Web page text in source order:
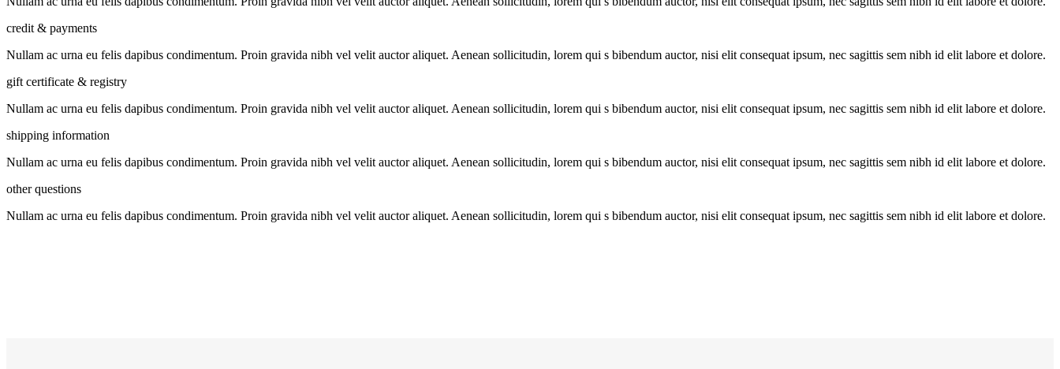
credit & payments
Nullam ac urna eu felis dapibus condimentum. Proin gravida nibh vel velit auctor aliquet. Aenean sollicitudin, lorem qui s bibendum auctor, nisi elit consequat ipsum, nec sagittis sem nibh id elit labore et dolore.
gift certificate & registry
Nullam ac urna eu felis dapibus condimentum. Proin gravida nibh vel velit auctor aliquet. Aenean sollicitudin, lorem qui s bibendum auctor, nisi elit consequat ipsum, nec sagittis sem nibh id elit labore et dolore.
shipping information
Nullam ac urna eu felis dapibus condimentum. Proin gravida nibh vel velit auctor aliquet. Aenean sollicitudin, lorem qui s bibendum auctor, nisi elit consequat ipsum, nec sagittis sem nibh id elit labore et dolore.
other questions
Nullam ac urna eu felis dapibus condimentum. Proin gravida nibh vel velit auctor aliquet. Aenean sollicitudin, lorem qui s bibendum auctor, nisi elit consequat ipsum, nec sagittis sem nibh id elit labore et dolore.